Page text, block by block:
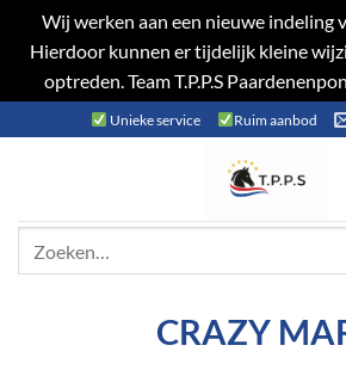
Wij werken aan een nieuwe indeling
Hierdoor kunnen er tijdelijk kleine
optreden. Team T.P.P.S
naar
Unieke service Ruim aanbod
CRAZY